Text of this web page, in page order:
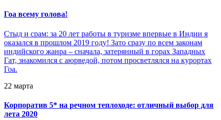
Гоа всему голова!
Стыд и срам: за 20 лет работы в туризме впервые в Индии я
оказался в прошлом 2019 году! Зато сразу по всем законам
индийского жанра – сначала, затерянный в горах Западных
Гат, знакомился с аюрведой, потом просветлялся на курортах
Гоа.
22 марта
Корпоратив 5* на речном теплоходе: отличный выбор для
лета 2020